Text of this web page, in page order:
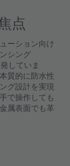
点
ーション向け
シング
していま
質的に防水性
グ設計を実現
で操作しても
属表面でも革